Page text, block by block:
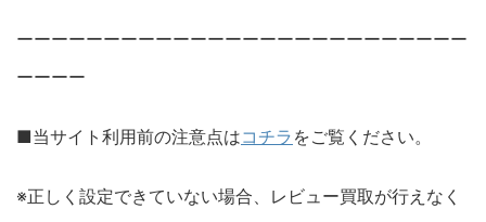
ーーーーーーーーーーーーーーーーーーーーーーーーーー
ーーーー
■当サイト利用前の注意点はコチラ をご覧ください。
※正しく設定できていない場合、レビュー買取が行えなく